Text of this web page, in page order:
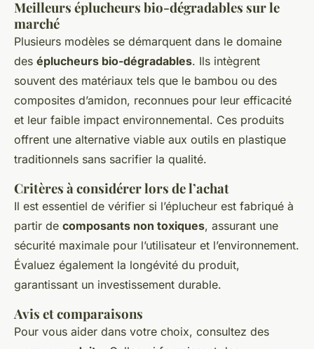
Meilleurs éplucheurs bio-dégradables sur le
marché
Plusieurs modèles se démarquent dans le domaine
des éplucheurs bio-dégradables. Ils intègrent
souvent des matériaux tels que le bambou ou des
composites d’amidon, reconnues pour leur efficacité
et leur faible impact environnemental. Ces produits
offrent une alternative viable aux outils en plastique
traditionnels sans sacrifier la qualité.
Critères à considérer lors de l’achat
Il est essentiel de vérifier si l’éplucheur est fabriqué à
partir de composants non toxiques, assurant une
sécurité maximale pour l’utilisateur et l’environnement.
Évaluez également la longévité du produit,
garantissant un investissement durable.
Avis et comparaisons
Pour vous aider dans votre choix, consultez des